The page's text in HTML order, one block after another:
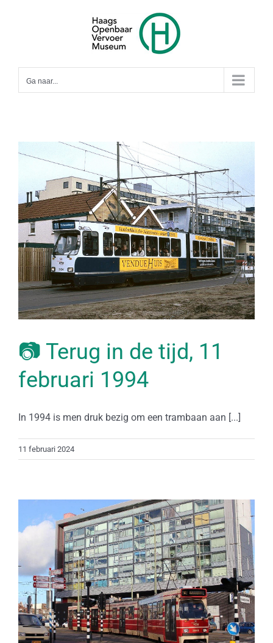
Ga naar...
📷 Terug in de tijd, 11
februari 1994
In 1994 is men druk bezig om een trambaan aan [...]
11 februari 2024